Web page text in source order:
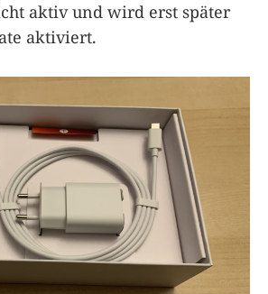
aktiv und wird erst später
aktiviert.